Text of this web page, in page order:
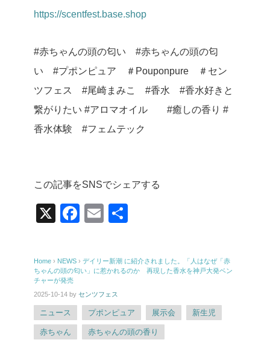
https://scentfest.base.shop
#赤ちゃんの頭の匂い #赤ちゃんの頭の匂
い #プポンピュア ＃Pouponpure ＃セン
ツフェス #尾崎まみこ #香水 #香水好きと
繋がりたい #アロマオイル #癒しの香り #
香水体験 #フェムテック
この記事をSNSでシェアする
X
F
e
b
o
o
E
Home › NEWS › デイリー新潮 に紹介されました。「人はなぜ「赤
ちゃんの頭の匂い」に惹かれるのか 再現した香水を神戸大発ベン
チャーが発売
2025-10-14 by センツフェス
ニュース プポンピュア 展示会 新生児
赤ちゃん 赤ちゃんの頭の香り